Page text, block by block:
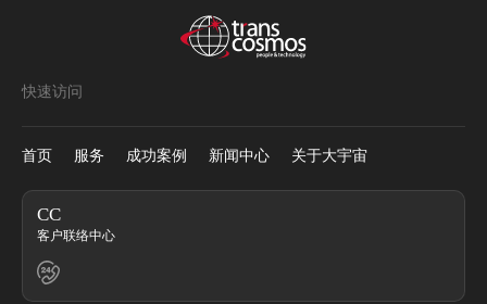
快速访问
首页 服务 成功案例 新闻中心 关于大宇宙
CC
客户联络中心